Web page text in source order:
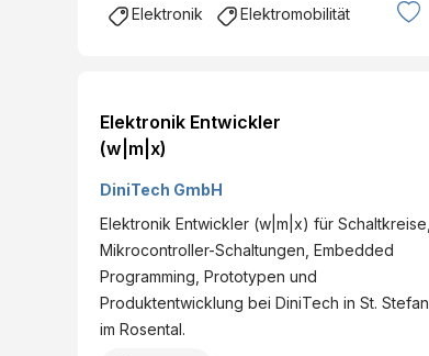
Elektronik Elektromobilität
Elektronik Entwickler
(w|m|x)
DiniTech GmbH
Elektronik Entwickler (w|m|x) für Schaltkreise,
Mikrocontroller-Schaltungen, Embedded
Programming, Prototypen und
Produktentwicklung bei DiniTech in St. Stefan
im Rosental.